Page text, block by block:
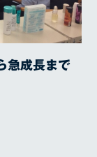
成長まで